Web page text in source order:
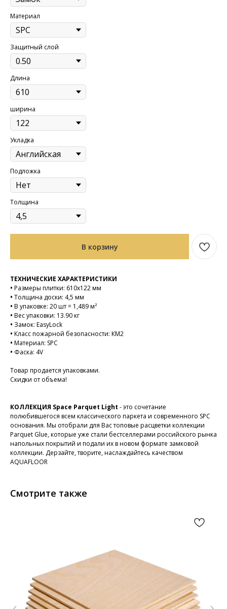
Материал
Защитный слой
Длина
ширина
Укладка
Подложка
Толщина
В корзину
ТЕХНИЧЕСКИЕ ХАРАКТЕРИСТИКИ
• Размеры плитки: 610х122 мм
• Толщина доски: 4,5 мм
• В упаковке: 20 шт = 1,489 м²
• Вес упаковки: 13.90 кг
• Замок: EasyLock
• Класс пожарной безопасности: КМ2
• Материал: SPC
• Фаска: 4V
Товар продается упаковками.
Скидки от объема!
КОЛЛЕКЦИЯ Space Parquet Light - это сочетание
полюбившегося всем классического паркета и современного SPC
основания. Мы отобрали для Вас топовые расцветки коллекции
Parquet Glue, которые уже стали бестселлерами российского рынка
напольных покрытий и подали их в новом формате замковой
коллекции. Дерзайте, творите, наслаждайтесь качеством
AQUAFLOOR
Смотрите также